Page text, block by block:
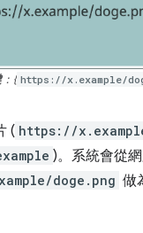
：{ https://x.example/
( https://
)。系統會從
doge.png 做